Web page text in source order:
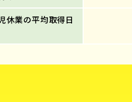
休業の平均取得日